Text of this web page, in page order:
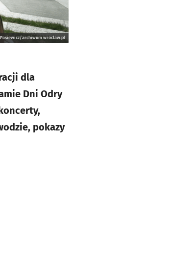
Pasiewicz/archiwum wroclaw.pl
dla
Dni Odry
pokazy